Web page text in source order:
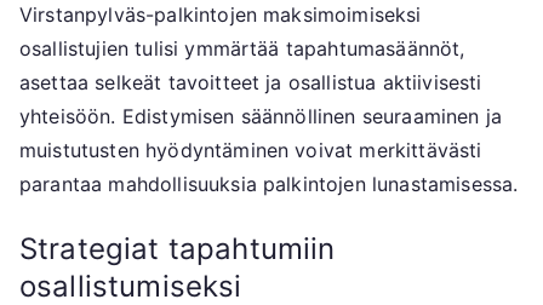
Virstanpylväs-palkintojen maksimoimiseksi
osallistujien tulisi ymmärtää tapahtumasäännöt,
asettaa selkeät tavoitteet ja osallistua aktiivisesti
yhteisöön. Edistymisen säännöllinen seuraaminen ja
muistutusten hyödyntäminen voivat merkittävästi
parantaa mahdollisuuksia palkintojen lunastamisessa.
Strategiat tapahtumiin
osallistumiseksi